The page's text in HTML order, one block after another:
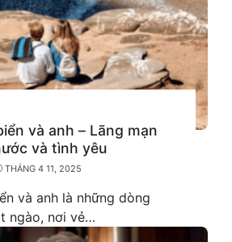
và anh – Lãng mạn
và tình yêu
THÁNG 4 11, 2025
và anh là những dòng
ngào, nơi vẻ…